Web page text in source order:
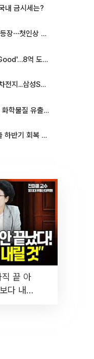
내 금시세는?
‘나솔사계’ 국화, 결별 후 재등장⋯첫인상 투표 휩쓸고 ‘인기녀’ 등극
산 대통령실 CI 업체가 수행
[특징주] 반도체 온기 탄 2차전지...삼성SDI, 장 초반 7% 넘게 껑충
질 유출 사고 발생
iM "LIG D&A, 천궁-II 매출 하반기 회복 전망…방산 톱픽 유지"
끝 아
다 내릴